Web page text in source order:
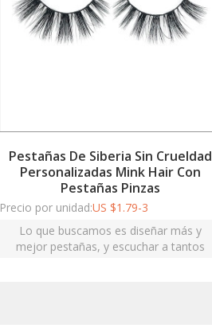
Pestañas De Siberia Sin Crueldad
Personalizadas Mink Hair Con
Pestañas Pinzas
Precio por unidad:US $1.79-3
Lo que buscamos es diseñar más y
mejor pestañas, y escuchar a tantos